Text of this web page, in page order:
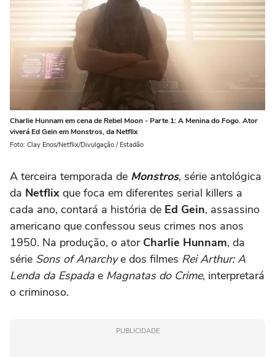
Charlie Hunnam em cena de Rebel Moon - Parte 1: A Menina do Fogo. Ator
viverá Ed Gein em Monstros, da Netflix
Foto: Clay Enos/Netflix/Divulgação / Estadão
A terceira temporada de Monstros, série antológica
da Netflix que foca em diferentes serial killers a
cada ano, contará a história de Ed Gein, assassino
americano que confessou seus crimes nos anos
1950. Na produção, o ator Charlie Hunnam, da
série Sons of Anarchye dos filmes Rei Arthur: A
Lenda da Espada e Magnatas do Crime, interpretará
o criminoso.
PUBLICIDADE